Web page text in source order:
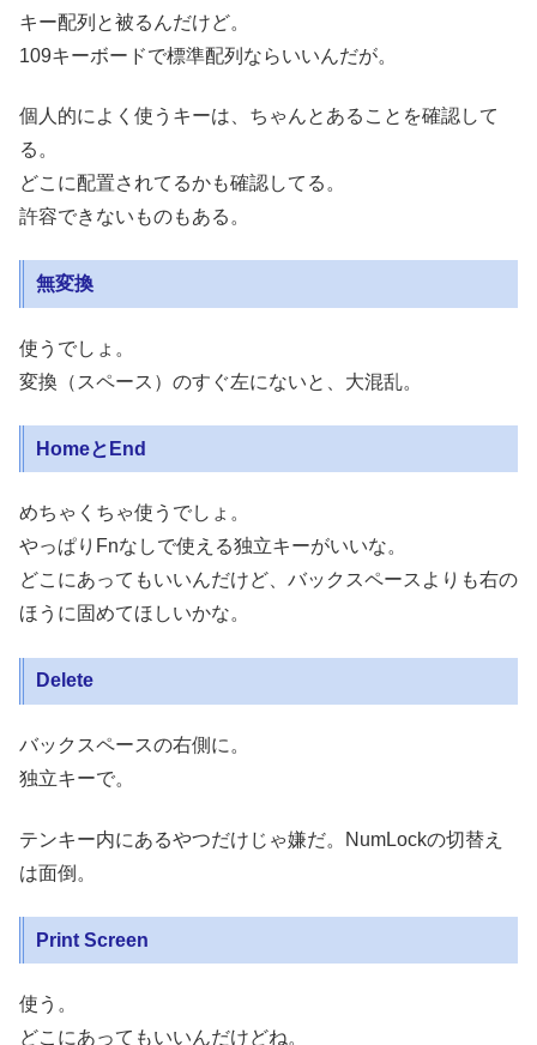
キー配列と被るんだけど。
109キーボードで標準配列ならいいんだが。
個人的によく使うキーは、ちゃんとあることを確認して
る。
どこに配置されてるかも確認してる。
許容できないものもある。
無変換
使うでしょ。
変換（スペース）のすぐ左にないと、大混乱。
HomeとEnd
めちゃくちゃ使うでしょ。
やっぱりFnなしで使える独立キーがいいな。
どこにあってもいいんだけど、バックスペースよりも右の
ほうに固めてほしいかな。
Delete
バックスペースの右側に。
独立キーで。
テンキー内にあるやつだけじゃ嫌だ。NumLockの切替え
は面倒。
Print Screen
使う。
どこにあってもいいんだけどね。